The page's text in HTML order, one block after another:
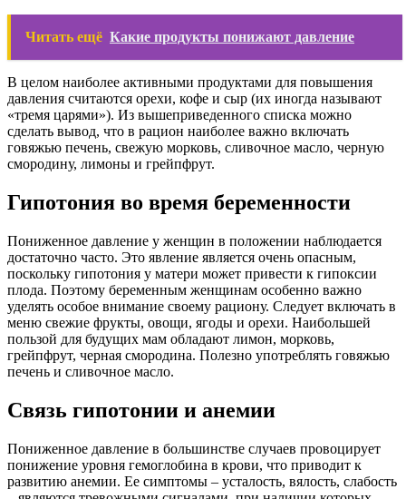
Читать ещё Какие продукты понижают давление
В целом наиболее активными продуктами для повышения
давления считаются орехи, кофе и сыр (их иногда называют
«тремя царями»). Из вышеприведенного списка можно
сделать вывод, что в рацион наиболее важно включать
говяжью печень, свежую морковь, сливочное масло, черную
смородину, лимоны и грейпфрут.
Гипотония во время беременности
Пониженное давление у женщин в положении наблюдается
достаточно часто. Это явление является очень опасным,
поскольку гипотония у матери может привести к гипоксии
плода. Поэтому беременным женщинам особенно важно
уделять особое внимание своему рациону. Следует включать в
меню свежие фрукты, овощи, ягоды и орехи. Наибольшей
пользой для будущих мам обладают лимон, морковь,
грейпфрут, черная смородина. Полезно употреблять говяжью
печень и сливочное масло.
Связь гипотонии и анемии
Пониженное давление в большинстве случаев провоцирует
понижение уровня гемоглобина в крови, что приводит к
развитию анемии. Ее симптомы – усталость, вялость, слабость